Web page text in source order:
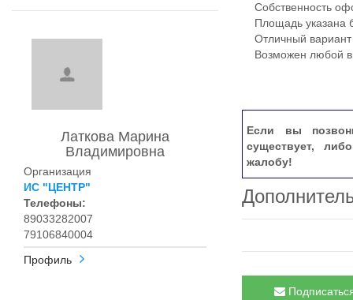
Латкова Марина
Владимировна
Организация
ИС "ЦЕНТР"
Телефоны:
89033282007
79106840004
Профиль
Собственность
Площадь указана
Отличный вариант
Возможен любой
Если вы
существует,
жалобу!